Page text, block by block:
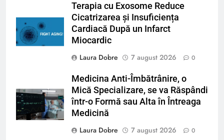
Terapia cu Exosome Reduce
Cicatrizarea și Insuficiența
Cardiacă După un Infarct
Miocardic
Laura Dobre
7 august 2026 0
Medicina Anti-Îmbătrânire, o
Mică Specializare, se va Răspândi
într-o Formă sau Alta în Întreaga
Medicină
Laura Dobre
7 august 2026 0